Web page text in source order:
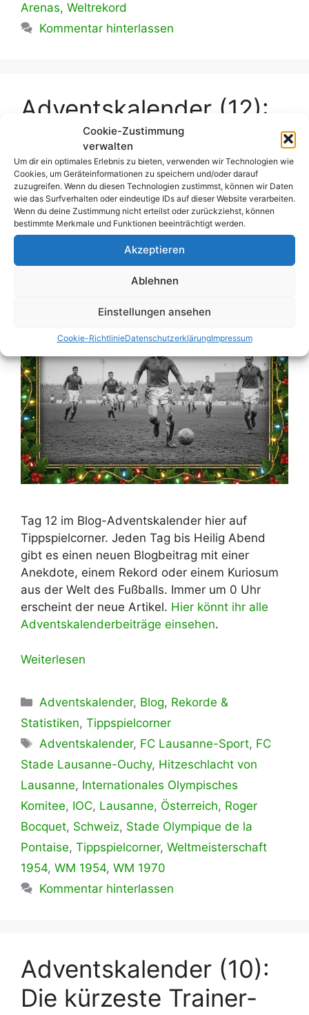
Cookie-Zustimmung
verwalten
Um dir ein optimales Erlebnis zu bieten, verwenden wir Technologien wie
Cookies, um Geräteinformationen zu speichern und/oder darauf
zuzugreifen. Wenn du diesen Technologien zustimmst, können wir Daten
wie das Surfverhalten oder eindeutige IDs auf dieser Website verarbeiten.
Wenn du deine Zustimmung nicht erteilst oder zurückziehst, können
bestimmte Merkmale und Funktionen beeinträchtigt werden.
Akzeptieren
Ablehnen
Einstellungen ansehen
Cookie-RichtlinieDatenschutzerklärungImpressum
Arenas, Weltrekord
Kommentar hinterlassen
Adventskalender (12):
Das torreichste WM-
Spiel der Geschichte:
Die Hitzeschlacht von
Lausanne
12. Dezember 2025 vonOliver Schäfer
Tag 12 im Blog-Adventskalender hier auf
Tippspielcorner. Jeden Tag bis Heilig Abend
gibt es einen neuen Blogbeitrag mit einer
Anekdote, einem Rekord oder einem Kuriosum
aus der Welt des Fußballs. Immer um 0 Uhr
erscheint der neue Artikel. Hier könnt ihr alle
Adventskalenderbeiträge einsehen.
Weiterlesen
Kategorien
Adventskalender, Blog, Rekorde &
Statistiken, Tippspielcorner
Schlagwörter
Adventskalender, FC Lausanne-Sport, FC
Stade Lausanne-Ouchy, Hitzeschlacht von
Lausanne, Internationales Olympisches
Komitee, IOC, Lausanne, Österreich, Roger
Bocquet, Schweiz, Stade Olympique de la
Pontaise, Tippspielcorner, Weltmeisterschaft
1954, WM 1954, WM 1970
Kommentar hinterlassen
Adventskalender (10):
Die kürzeste Trainer-